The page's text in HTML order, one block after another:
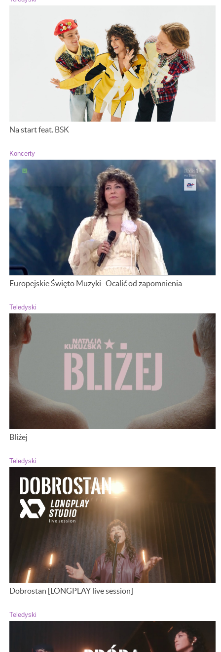
Na start feat. BSK
Koncerty
Europejskie Święto Muzyki- Ocalić od zapomnienia
Teledyski
Bliżej
Teledyski
Dobrostan [LONGPLAY live session]
Teledyski